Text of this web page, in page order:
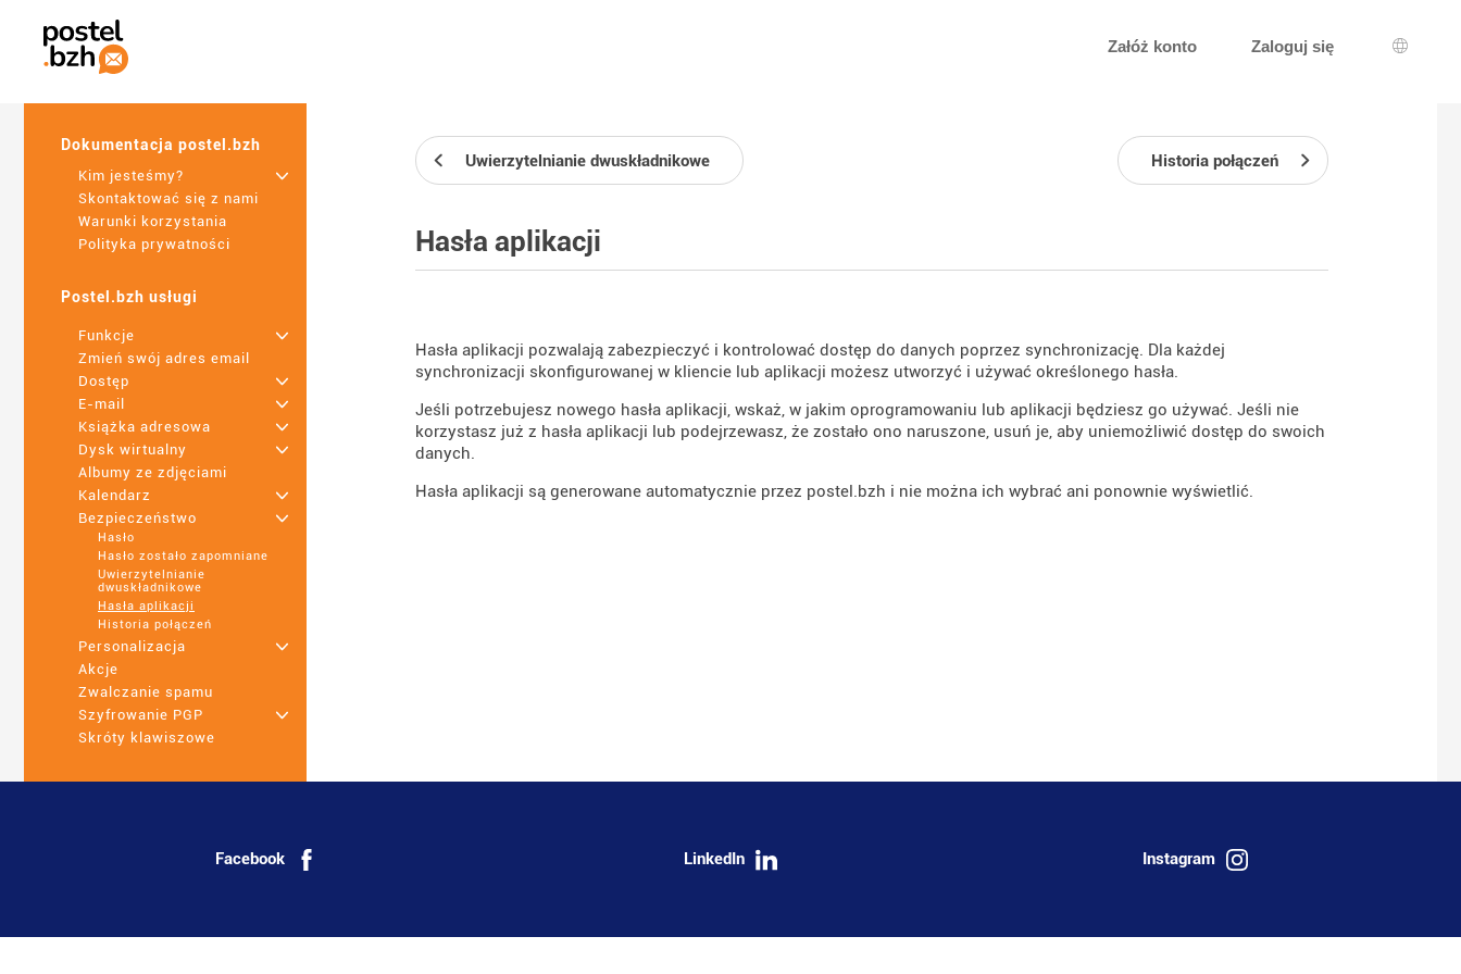
Załóż konto Zaloguj się
Wybór
Dokumentacja postel.bzh
Kim jesteśmy?
+
Skontaktować się z nami
Warunki korzystania
Polityka prywatności
Postel.bzh usługi
Funkcje
+
Zmień swój adres email
Dostęp
+
E-mail
+
Książka adresowa
+
Dysk wirtualny
+
Albumy ze zdjęciami
Kalendarz
+
Bezpieczeństwo
+
Hasło
Hasło zostało zapomniane
Uwierzytelnianie
dwuskładnikowe
Hasła aplikacji
Historia połączeń
Personalizacja
+
Akcje
Zwalczanie spamu
Szyfrowanie PGP
+
Skróty klawiszowe
Uwierzytelnianie dwuskładnikowe Historia połączeń
Hasła aplikacji
Hasła aplikacji pozwalają zabezpieczyć i kontrolować dostęp do danych poprzez synchronizację. Dla każdej
synchronizacji skonfigurowanej w kliencie lub aplikacji możesz utworzyć i używać określonego hasła.
Jeśli potrzebujesz nowego hasła aplikacji, wskaż, w jakim oprogramowaniu lub aplikacji będziesz go używać. Jeśli nie
korzystasz już z hasła aplikacji lub podejrzewasz, że zostało ono naruszone, usuń je, aby uniemożliwić dostęp do swoich
danych.
Hasła aplikacji są generowane automatycznie przez postel.bzh i nie można ich wybrać ani ponownie wyświetlić.
Facebook LinkedIn Instagram